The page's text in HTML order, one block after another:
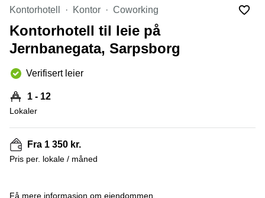
Virtuelt
kontor
Oslo
Bergen
Kontor
Bergen
Møterom
Næringslokaler
Fjordalléen
16 Oslo
Nydalsveien
28 Oslo
Fridtjof
plass 4
Oslo
Hagaløkkveien
13 Asker
Martin
Fornebu
Kontorhotell Kontor Coworking
Kontorhotell til leie på
Jernbanegata, Sarpsborg
Verifisert leier
1 - 12
Lokaler
Fra 1 350 kr.
Pris per. lokale / måned
Få mere informasjon om eiendommen